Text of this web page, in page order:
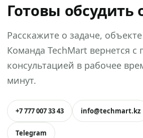
Готовы обсудить
Расскажите о задаче,
Команда TechMart вернется с
консультацией в рабочее
минут.
+7 777 007 33 43 info@techmart.kz
Telegram